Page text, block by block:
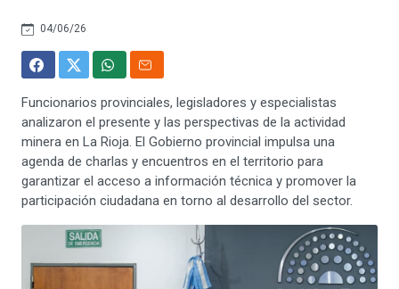
04/06/26
Funcionarios provinciales, legisladores y especialistas
analizaron el presente y las perspectivas de la actividad
minera en La Rioja. El Gobierno provincial impulsa una
agenda de charlas y encuentros en el territorio para
garantizar el acceso a información técnica y promover la
participación ciudadana en torno al desarrollo del sector.